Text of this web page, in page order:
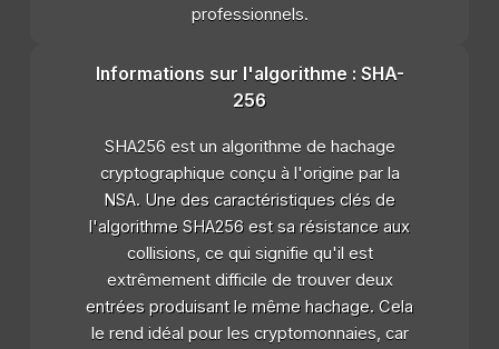
professionnels.
Informations sur l'algorithme : SHA-
256
SHA256 est un algorithme de hachage
cryptographique conçu à l'origine par la
NSA. Une des caractéristiques clés de
l'algorithme SHA256 est sa résistance aux
collisions, ce qui signifie qu'il est
extrêmement difficile de trouver deux
entrées produisant le même hachage. Cela
le rend idéal pour les cryptomonnaies, car